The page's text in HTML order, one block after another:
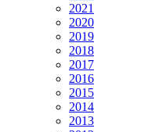
2021
2020
2019
2018
2017
2016
2015
2014
2013